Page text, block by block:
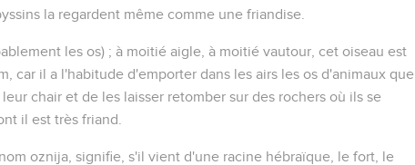
la regardent même comme une friandise.
les os) ; à moitié aigle, à moitié vautour, cet oiseau est
car il a l'habitude d'emporter dans les airs les os d'animaux que
chair et de les laisser retomber sur des rochers où ils se
il est très friand.
oznija , signifie, s'il vient d'une racine hébraïque, le fort , le